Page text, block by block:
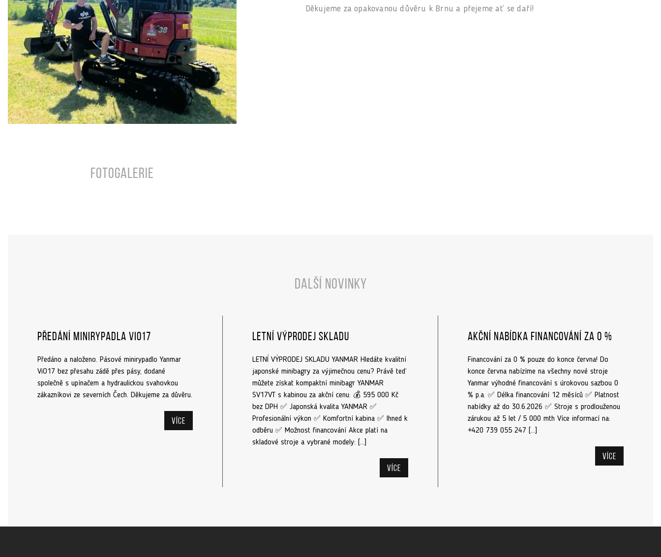
Fotogalerie
Děkujeme za opakovanou důvěru k Brnu a přejeme ať se daří!
Další novinky
Předání minirypadla ViO17
Předáno a naloženo. Pásové minirypadlo Yanmar
ViO17 bez přesahu zádě přes pásy, dodané
společně s upínačem a hydraulickou svahovkou
zákazníkovi ze severních Čech. Děkujeme za důvěru.
Více
Letní výprodej skladu
LETNÍ VÝPRODEJ SKLADU YANMAR Hledáte kvalitní
japonské minibagry za výjimečnou cenu? Právě teď
můžete získat kompaktní minibagr YANMAR
SV17VT s kabinou za akční cenu: 💰 595 000 Kč
bez DPH ✅ Japonská kvalita YANMAR ✅
Profesionální výkon ✅ Komfortní kabina ✅ Ihned k
odběru ✅ Možnost financování Akce platí na
skladové stroje a vybrané modely: […]
Více
Akční nabídka financování za 0 %
Financování za 0 % pouze do konce června! Do
konce června nabízíme na všechny nové stroje
Yanmar výhodné financování s úrokovou sazbou 0
% p.a. ✅ Délka financování 12 měsíců ✅ Platnost
nabídky až do 30.6.2026 ✅ Stroje s prodlouženou
zárukou až 5 let / 5 000 mth Více informací na:
+420 739 055 247 […]
Více